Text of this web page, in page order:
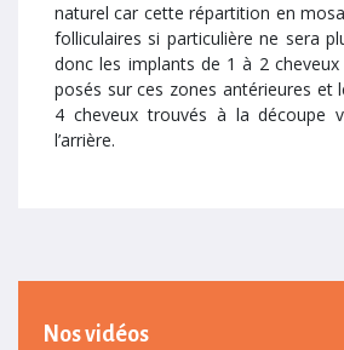
naturel car cette répartition en
folliculaires si particulière ne sera
donc les implants de 1 à 2
posés sur ces zones antérieures et
4 cheveux trouvés à la découpe
l’arrière.
Nos vidéos